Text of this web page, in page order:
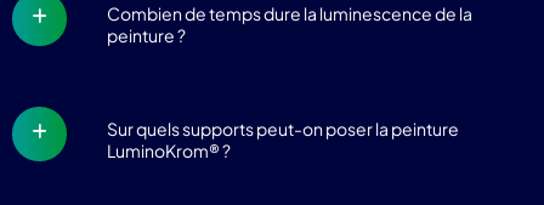
Combien de temps dure la luminescence de la
peinture ?
Sur quels supports peut-on poser la peinture
LuminoKrom® ?